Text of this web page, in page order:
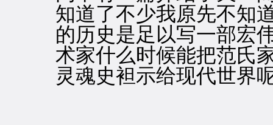
知道了不少我原先不知
的历史是足以写一部宏
术家什么时候能把范氏
灵魂史袒示给现代世界